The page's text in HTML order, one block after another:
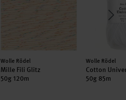
Hersteller:
Wolle Rödel
Mille Fili Glitz
50g 120m
Hersteller:
Wolle Rödel
Cotton
50g 85m